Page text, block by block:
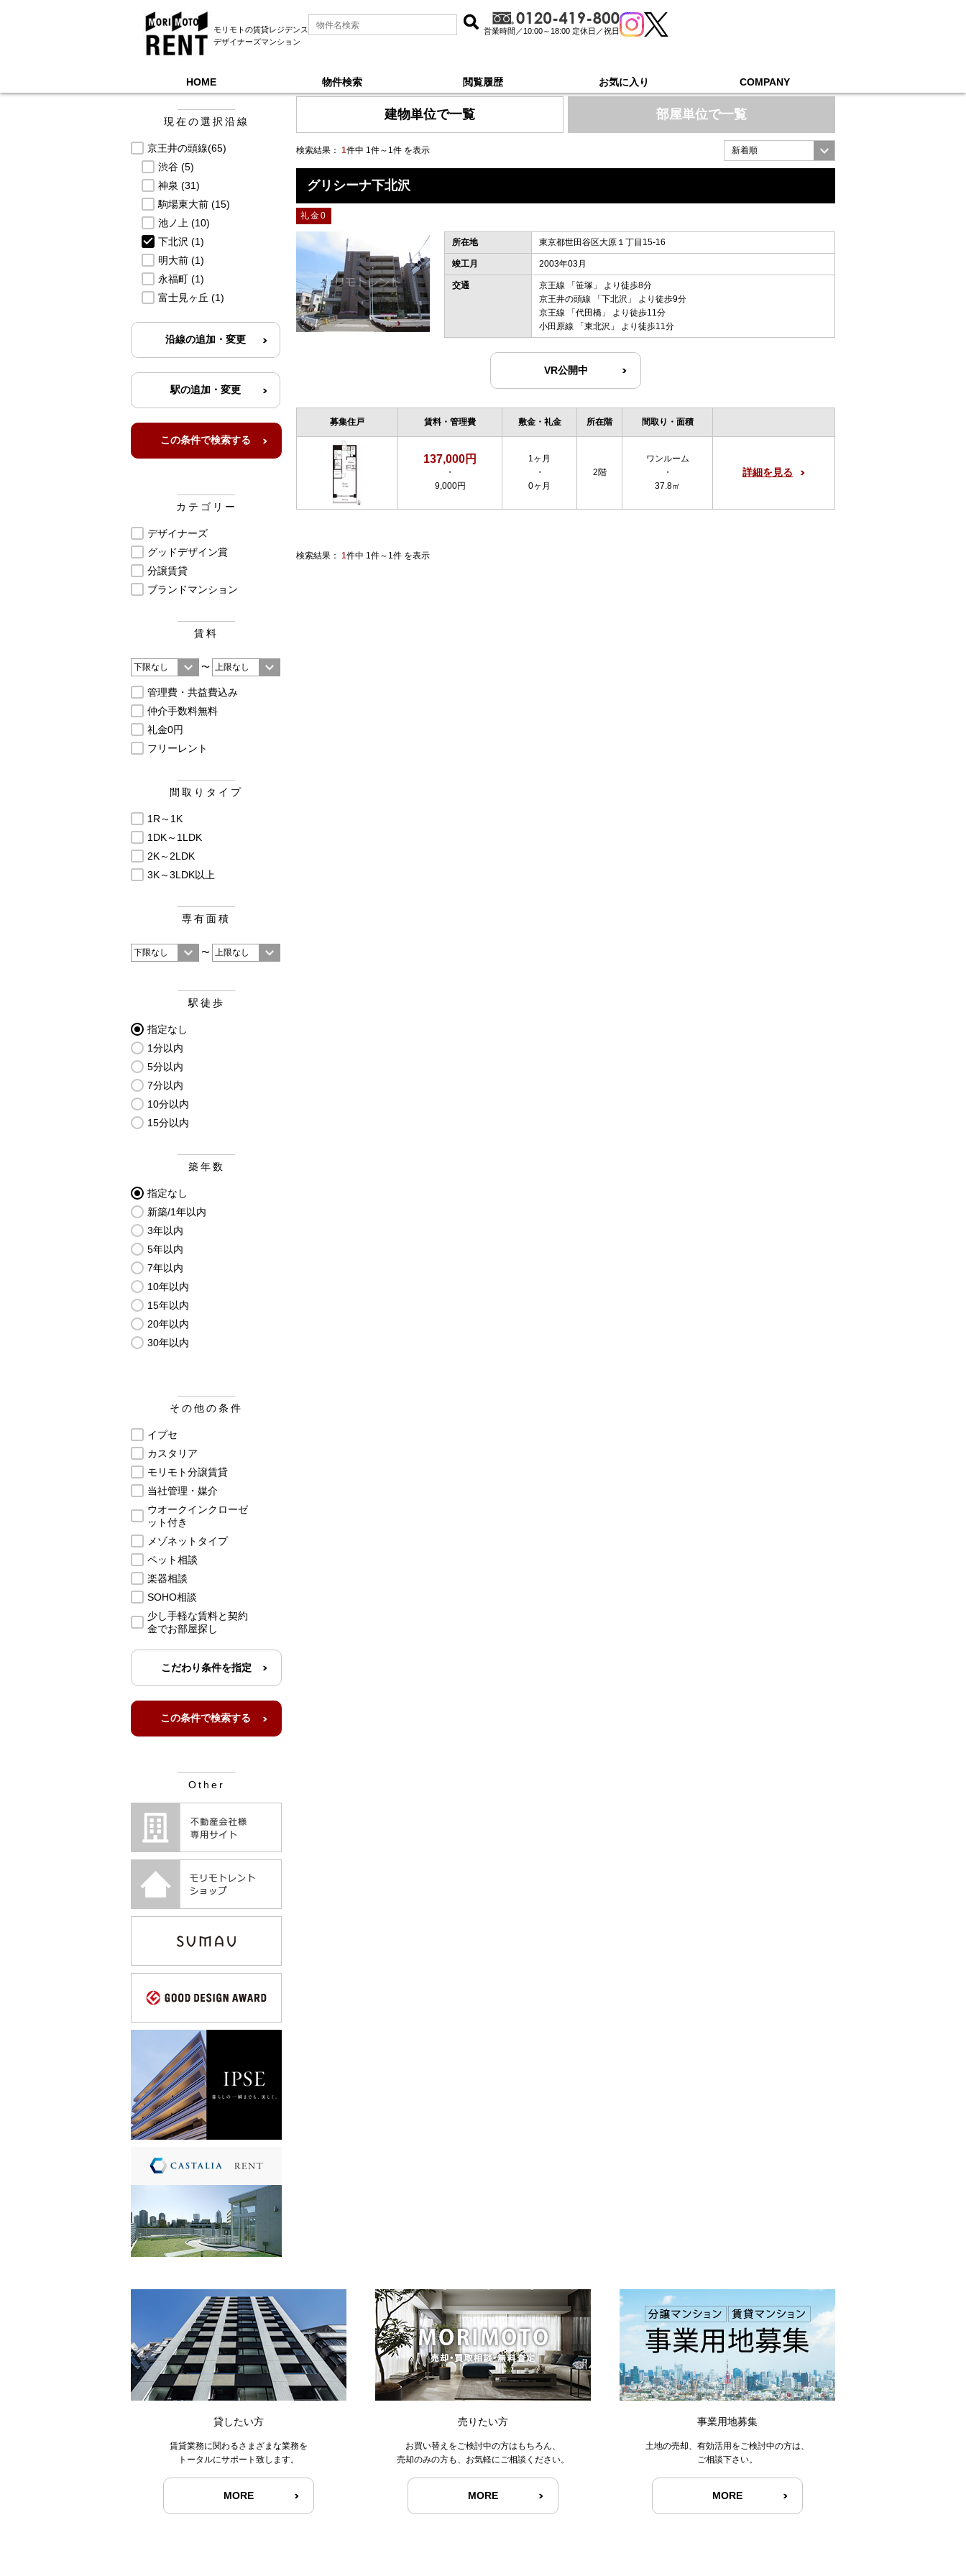
モリモトの賃貸レジデンス
デザイナーズマンション
営業時間／10:00～18:00 定休日／祝日
HOME 物件検索 閲覧履歴 お気に入り COMPANY
モリモトレントTOP ＞ 募集中物件一覧, 京王井の頭線下北沢, 新着順 で探す
建物単位で一覧 部屋単位で一覧
検索結果： 1件中 1件～1件 を表示
グリシーナ下北沢
礼金0
所在地 東京都世田谷区大原１丁目15-16
竣工月 2003年03月
交通 京王線 「 笹塚 」 より徒歩8分
京王井の頭線 「 下北沢 」 より徒歩9分
京王線 「 代田橋 」 より徒歩11分
小田原線 「 東北沢 」 より徒歩11分
VR公開中
募集住戸 賃料・管理費 敷金・礼金 所在階 間取り・面積
137,000円
・
9,000円
1ヶ月
・
0ヶ月
2階
ワンルーム
・
37.8㎡
詳細を見る
検索結果： 1件中 1件～1件 を表示
現在の選択沿線
京王井の頭線(65)
渋谷 (5)
神泉 (31)
駒場東大前 (15)
池ノ上 (10)
下北沢 (1)
明大前 (1)
永福町 (1)
富士見ヶ丘 (1)
カテゴリー
デザイナーズ
グッドデザイン賞
分譲賃貸
ブランドマンション
賃料
〜
管理費・共益費込み
仲介手数料無料
礼金0円
フリーレント
間取りタイプ
1R～1K
1DK～1LDK
2K～2LDK
3K～3LDK以上
専有面積
〜
駅徒歩
指定なし
1分以内
5分以内
7分以内
10分以内
15分以内
築年数
指定なし
新築/1年以内
3年以内
5年以内
7年以内
10年以内
15年以内
20年以内
30年以内
その他の条件
イプセ
カスタリア
モリモト分譲賃貸
当社管理・媒介
ウオークインクローゼ
ット付き
メゾネットタイプ
ペット相談
楽器相談
SOHO相談
少し手軽な賃料と契約
金でお部屋探し
こだわり条件を指定
Other
貸したい方
賃貸業務に関わるさまざまな業務を
トータルにサポート致します。
MORE
売りたい方
お買い替えをご検討中の方はもちろん、
売却のみの方も、お気軽にご相談ください。
MORE
事業用地募集
土地の売却、有効活用をご検討中の方は、
ご相談下さい。
MORE